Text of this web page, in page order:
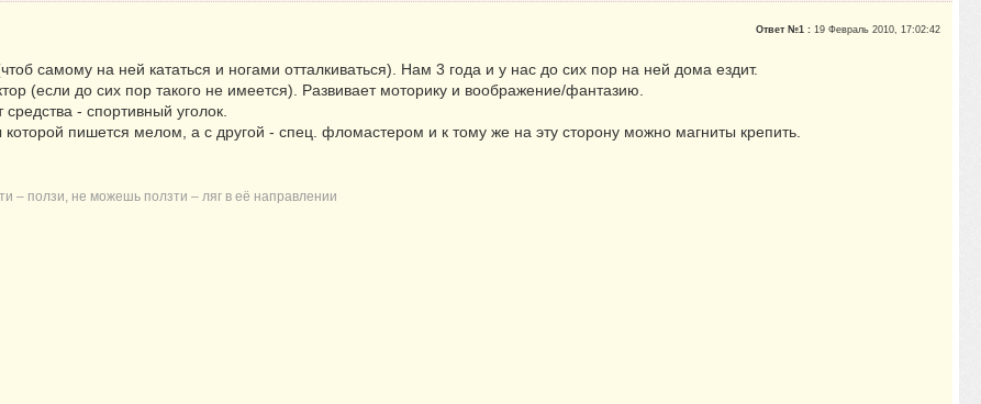
Ответ №1 :19 Февраль 2010, 17:02:42
самому на ней кататься и ногами отталкиваться). Нам 3 года и у нас до сих пор на ней дома ездит.
(если до сих пор такого не имеется). Развивает моторику и воображение/фантазию.
- спортивный уголок.
пишется мелом, а с другой - спец. фломастером и к тому же на эту сторону можно магниты крепить.
– ползи, не можешь ползти – ляг в её направлении